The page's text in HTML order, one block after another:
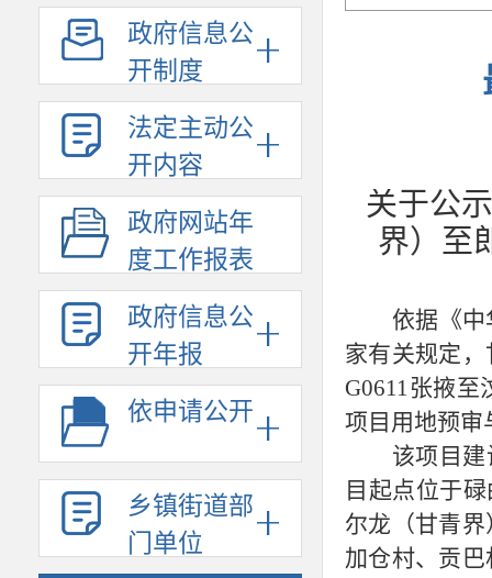
政府信息公
开制度
法定主动公
开内容
政府网站年
度工作报表
政府信息公
开年报
依申请公开
乡镇街道部
门单位
关于公示
界）至
依据《
家有关规定
G0611张掖
项目用地预审
该项目
目起点位于
尔龙（甘青
加仓村、贡